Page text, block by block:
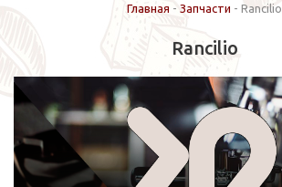
Главная - Запчасти - Rancilio
Rancilio